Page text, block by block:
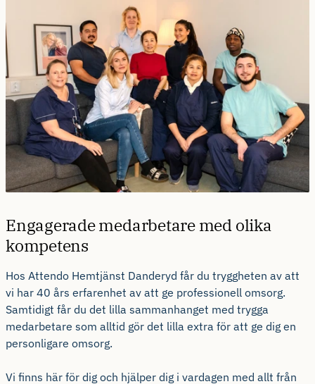
Engagerade medarbetare med olika
kompetens
Hos Attendo Hemtjänst Danderyd får du tryggheten av att
vi har 40 års erfarenhet av att ge professionell omsorg.
Samtidigt får du det lilla sammanhanget med trygga
medarbetare som alltid gör det lilla extra för att ge dig en
personligare omsorg.
Vi finns här för dig och hjälper dig i vardagen med allt från